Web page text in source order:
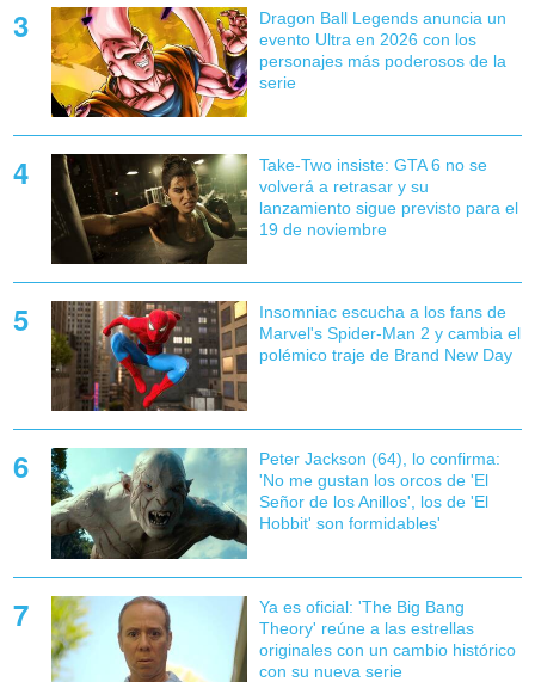
Dragon Ball Legends anuncia un
evento Ultra en 2026 con los
personajes más poderosos de la
serie
Take-Two insiste: GTA 6 no se
volverá a retrasar y su
lanzamiento sigue previsto para el
19 de noviembre
Insomniac escucha a los fans de
Marvel's Spider-Man 2 y cambia el
polémico traje de Brand New Day
Peter Jackson (64), lo confirma:
'No me gustan los orcos de 'El
Señor de los Anillos', los de 'El
Hobbit' son formidables'
Ya es oficial: 'The Big Bang
Theory' reúne a las estrellas
originales con un cambio histórico
con su nueva serie